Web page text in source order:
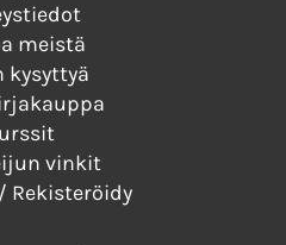
meistä
kysyttyä
vinkit
Rekisteröidy